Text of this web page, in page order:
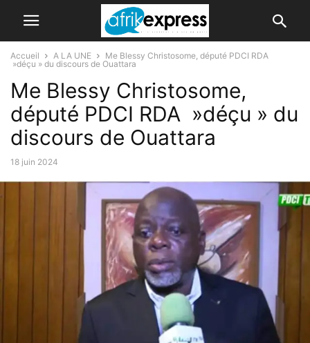
Accueil A LA UNE
Me Blessy Christosome, député PDCI RDA
»déçu » du discours de Ouattara
Me Blessy Christosome,
député PDCI RDA »déçu » du
discours de Ouattara
18 juin 2024